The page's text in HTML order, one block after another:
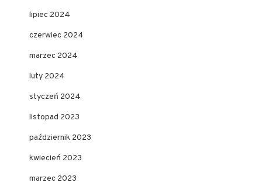
lipiec 2024
czerwiec 2024
marzec 2024
luty 2024
styczeń 2024
listopad 2023
październik 2023
kwiecień 2023
marzec 2023